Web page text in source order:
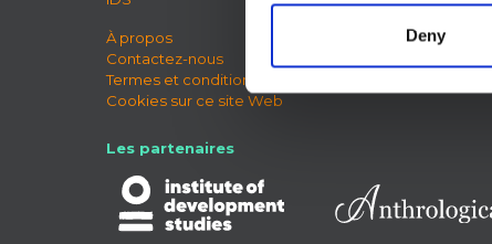
Deny
À propos
Contactez-nous
Termes et conditions
Cookies sur ce site Web
Forum
Les partenaires